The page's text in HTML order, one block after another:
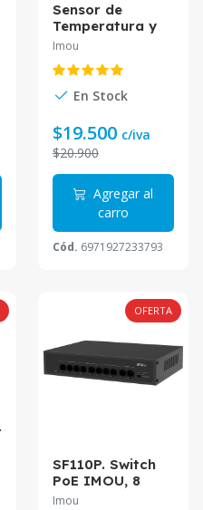
Sensor de
Temperatura y
Humedad Imou
0,3°C ZTM1-EU
ZTM1-EU.
Imou
En Stock
$19.500 c/iva
$20.900
Agregar al
carro
Cód. 6971927233793
OFERTA
SF110P. Switch
PoE IMOU, 8
puertos 10/100M
Imou